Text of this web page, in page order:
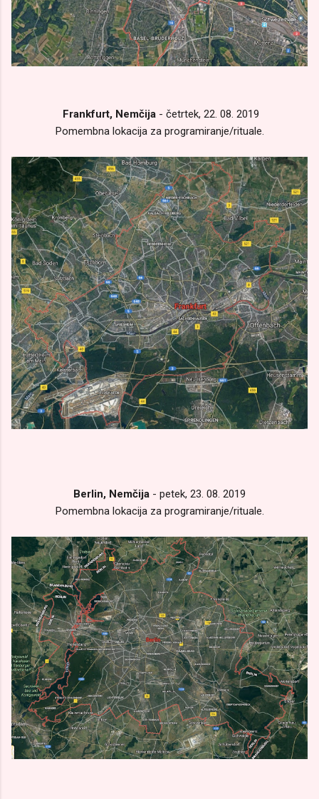
Frankfurt, Nemčija - četrtek, 22. 08. 2019
Pomembna lokacija za programiranje/rituale.
Berlin, Nemčija - petek, 23. 08. 2019
Pomembna lokacija za programiranje/rituale.